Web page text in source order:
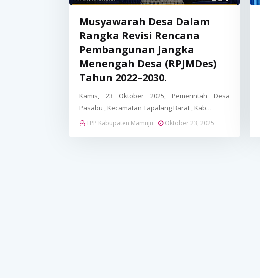
Musyawarah Desa Dalam
Rangka Revisi Rencana
Pembangunan Jangka
Menengah Desa (RPJMDes)
Tahun 2022–2030.
Kamis, 23 Oktober 2025, Pemerintah Desa
Pasabu , Kecamatan Tapalang Barat , Kab…
TPP Kabupaten Mamuju Oktober 23, 2025